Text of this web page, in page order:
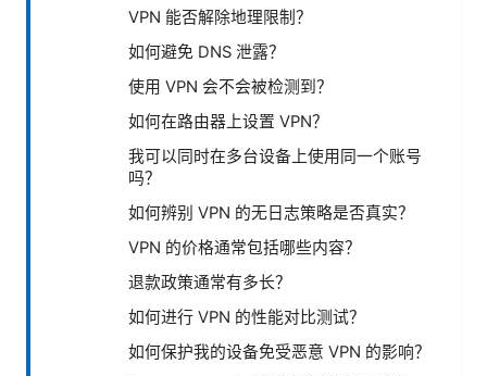
VPN 能否解除地理限制？
如何避免 DNS 泄露？
使用 VPN 会不会被检测到？
如何在路由器上设置 VPN？
我可以同时在多台设备上使用同一个账号
吗？
如何辨别 VPN 的无日志策略是否真实？
VPN 的价格通常包括哪些内容？
退款政策通常有多长？
如何进行 VPN 的性能对比测试？
如何保护我的设备免受恶意 VPN 的影响？